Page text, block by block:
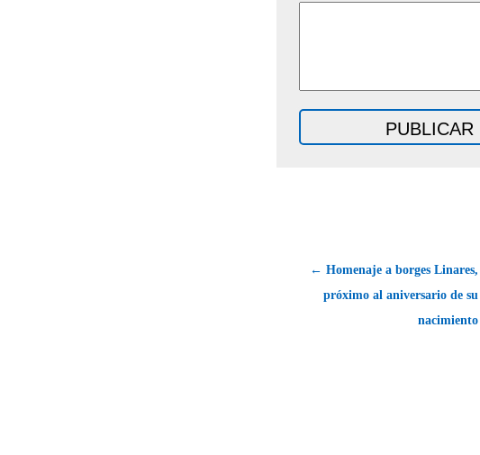
← Homenaje a borges Linares,
próximo al aniversario de su
nacimiento